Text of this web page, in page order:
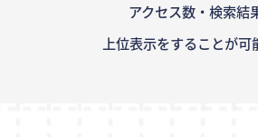
アクセス数・検索結
上位表示をすることが可